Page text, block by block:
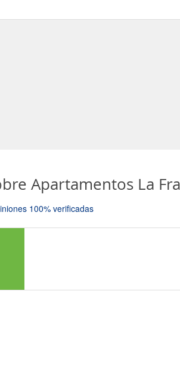
Apartamentos La
100% verificadas